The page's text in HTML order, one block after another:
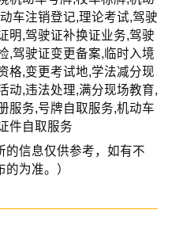
车注销登记,理论考试,驾驶
明,驾驶证补换证业务,驾驶
,驾驶证变更备案,临时入境
格,变更考试地,学法减分现
动,违法处理,满分现场教育,
服务,号牌自取服务,机动车
件自取服务
的信息仅供参考，如有不
为准。）